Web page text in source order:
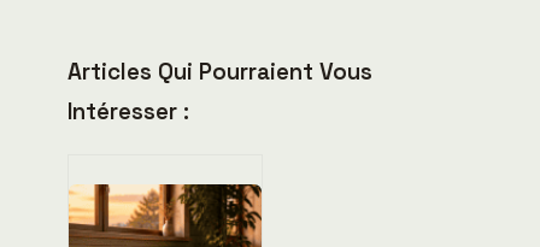
Articles Qui Pourraient Vous
Intéresser :